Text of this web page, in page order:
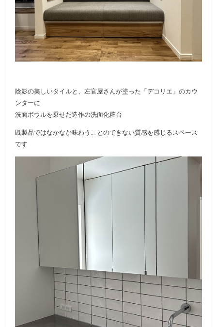
陰影の美しいタイルと、左官屋さんが塗った「デコリエ」のカウ
ンターに
洗面ボウルを乗せた造作の洗面化粧台
既製品ではなかなか味わうことのできない質感を感じるスペース
です